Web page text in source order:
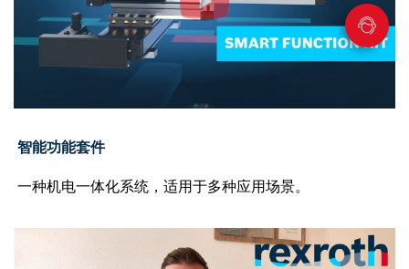
智能功能套件
一种机电一体化系统，适用于多种应用场景。